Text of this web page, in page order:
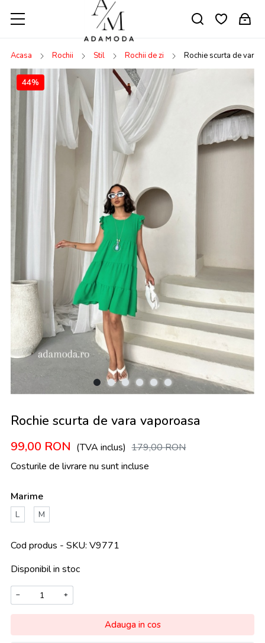
Acasa Rochii Stil Rochii de zi Rochie scurta de vara
44%
Rochie scurta de vara vaporoasa
99,00 RON (TVA inclus) 179,00RON
Costurile de livrare nu sunt incluse
Marime
L M
Cod produs - SKU V9771
Disponibil in stoc
− +
Adauga in cos